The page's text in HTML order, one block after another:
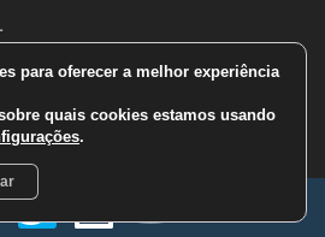
|comercial@metsul.com
para oferecer a melhor experiência
quais cookies estamos usando
.